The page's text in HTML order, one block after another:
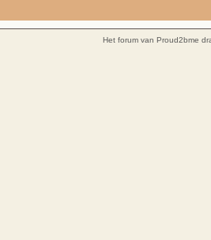
Het forum van Proud2bme